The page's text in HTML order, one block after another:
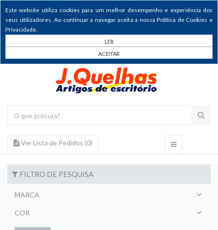
Este website utiliza cookies para um melhor desempenho e experiência dos
seus utilizadores. Ao continuar a navegar aceita a nossa Política de Cookies e
Privacidade.
LER
ACEITAR
Ver Lista de Pedidos (0)
FILTRO DE PESQUISA
MARCA
COR